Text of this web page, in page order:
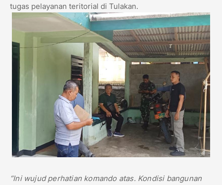
tugas pelayanan teritorial di Tulakan.
“Ini wujud perhatian komando atas. Kondisi bangunan